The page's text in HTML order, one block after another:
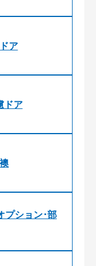
ア
ドア
プション･部